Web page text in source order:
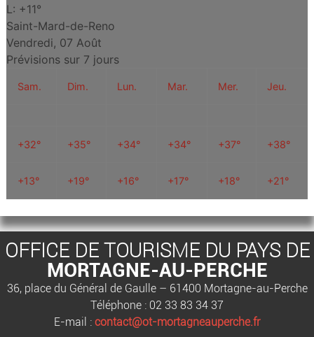
L: +11°
Saint-Mard-de-Reno
Vendredi, 07 Août
Prévisions sur 7 jours
Sam. Dim. Lun. Mar. Mer. Jeu.
+32° +35° +34° +34° +37° +38°
+13° +19° +16° +17° +18° +21°
OFFICE DE TOURISME DU PAYS DE
MORTAGNE-AU-PERCHE
36, place du Général de Gaulle – 61400 Mortagne-au-Perche
Téléphone : 02 33 83 34 37
E-mail : contact@ot-mortagneauperche.fr